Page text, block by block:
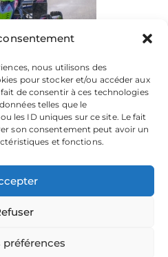
nous utilisons des
pour stocker et/ou accéder aux
de consentir à ces technologies
telles que le
les ID uniques sur ce site. Le fait
son consentement peut avoir un
et fonctions.
préférences